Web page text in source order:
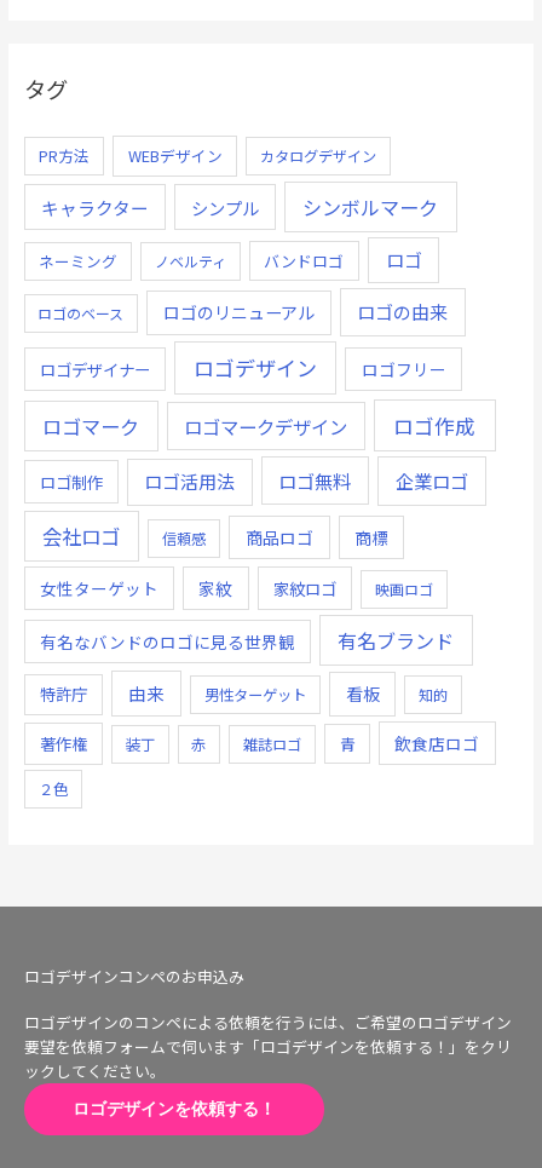
タグ
PR方法 WEBデザイン カタログデザイン
キャラクター シンプル シンボルマーク
ネーミング ノベルティ バンドロゴ ロゴ
ロゴのベース ロゴのリニューアル ロゴの由来
ロゴデザイナー ロゴデザイン ロゴフリー
ロゴマーク ロゴマークデザイン ロゴ作成
ロゴ制作 ロゴ活用法 ロゴ無料 企業ロゴ
会社ロゴ 信頼感 商品ロゴ 商標
女性ターゲット 家紋 家紋ロゴ 映画ロゴ
有名なバンドのロゴに見る世界観 有名ブランド
特許庁 由来 男性ターゲット 看板 知的
著作権 装丁 赤 雑誌ロゴ 青 飲食店ロゴ
２色
ロゴデザインコンペのお申込み
ロゴデザインのコンペによる依頼を行うには、ご希望のロゴデザイン
要望を依頼フォームで伺います「ロゴデザインを依頼する！」をクリ
ックしてください。
ロゴデザインを依頼する！